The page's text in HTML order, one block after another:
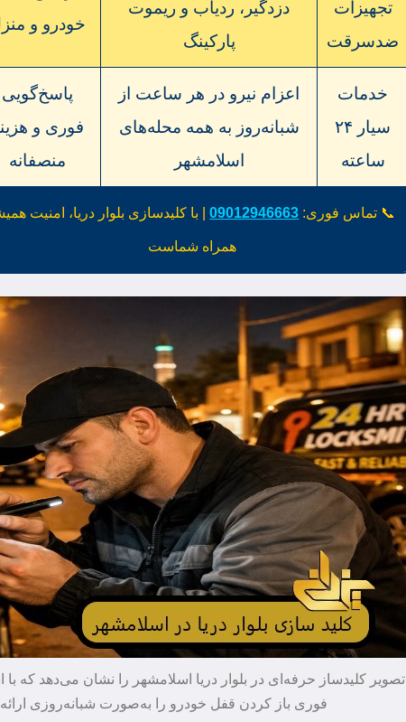
تجهیزات
ضدسرقت
دزدگیر، ردیاب و ریموت
پارکینگ
خودرو و
خدمات
سیار ۲۴
ساعته
اعزام نیرو در هر ساعت از
شبانه‌روز به همه محله‌های
اسلامشهر
پاسخ‌گویی
فوری و
منصفانه
📞 تماس فوری: 09012946663| با کلیدسازی بلوار دریا، امنیت
همراه شماست
تصویر کلیدساز حرفه‌ای در بلوار دریا اسلامشهر را نشان می‌دهد که
فوری باز کردن قفل خودرو را به‌صورت شبانه‌روزی